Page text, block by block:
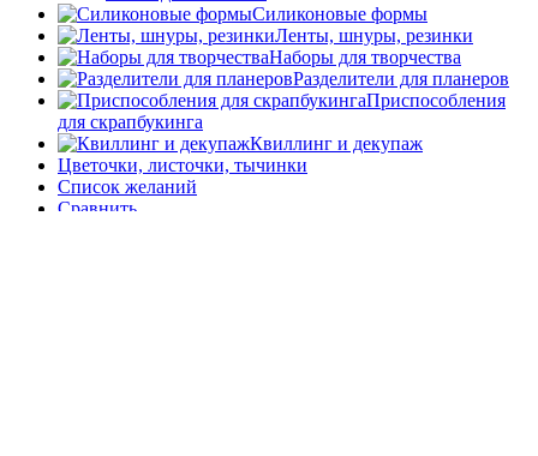
Силиконовые формы
Ленты, шнуры, резинки
Наборы для творчества
Разделители для планеров
Приспособления
для скрапбукинга
Квиллинг и декупаж
Цветочки, листочки, тычинки
Список желаний
Сравнить